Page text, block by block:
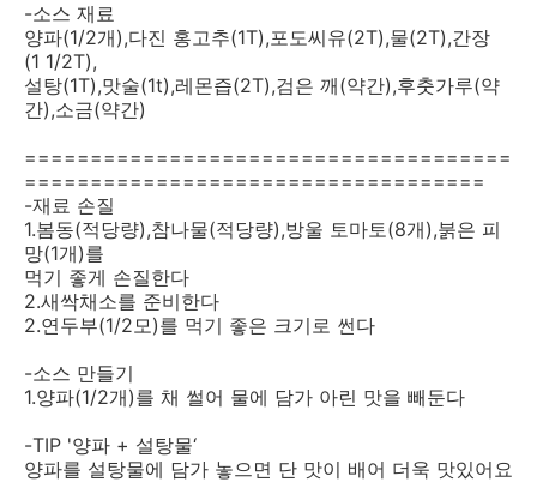
-소스 재료
양파(1/2개),다진 홍고추(1T),포도씨유(2T),물(2T),간장
(1 1/2T),
설탕(1T),맛술(1t),레몬즙(2T),검은 깨(약간),후춧가루(약
간),소금(약간)
=====================================
===================================
-재료 손질
1.봄동(적당량),참나물(적당량),방울 토마토(8개),붉은 피
망(1개)를
먹기 좋게 손질한다
2.새싹채소를 준비한다
2.연두부(1/2모)를 먹기 좋은 크기로 썬다
-소스 만들기
1.양파(1/2개)를 채 썰어 물에 담가 아린 맛을 빼둔다
-TIP '양파 + 설탕물‘
양파를 설탕물에 담가 놓으면 단 맛이 배어 더욱 맛있어요